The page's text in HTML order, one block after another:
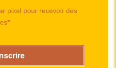
pixel pour recevoir des